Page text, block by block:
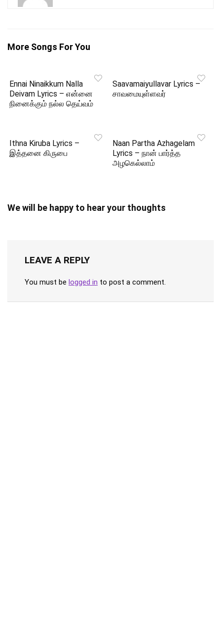
More Songs For You
Ennai Ninaikkum Nalla
Deivam Lyrics – என்னை
நினைக்கும் நல்ல தெய்வம்
Saavamaiyullavar Lyrics –
சாவமையுள்ளவர்
Ithna Kiruba Lyrics –
இத்தனை கிருபை
Naan Partha Azhagelam
Lyrics – நான் பார்த்த
அழகெல்லாம்
We will be happy to hear your thoughts
LEAVE A REPLY
You must be logged in to post a comment.